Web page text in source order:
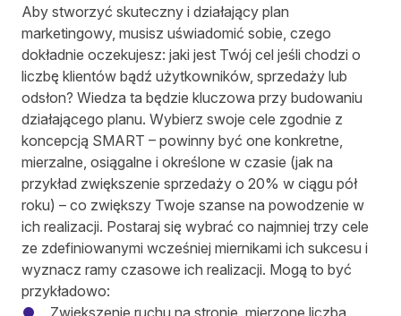
Aby stworzyć skuteczny i działający plan
marketingowy, musisz uświadomić sobie, czego
dokładnie oczekujesz: jaki jest Twój cel jeśli chodzi o
liczbę klientów bądź użytkowników, sprzedaży lub
odsłon? Wiedza ta będzie kluczowa przy budowaniu
działającego planu. Wybierz swoje cele zgodnie z
koncepcją SMART – powinny być one konkretne,
mierzalne, osiągalne i określone w czasie (jak na
przykład zwiększenie sprzedaży o 20% w ciągu pół
roku) – co zwiększy Twoje szanse na powodzenie w
ich realizacji. Postaraj się wybrać co najmniej trzy cele
ze zdefiniowanymi wcześniej miernikami ich sukcesu i
wyznacz ramy czasowe ich realizacji. Mogą to być
przykładowo:
Zwiększenie ruchu na stronie, mierzone liczbą